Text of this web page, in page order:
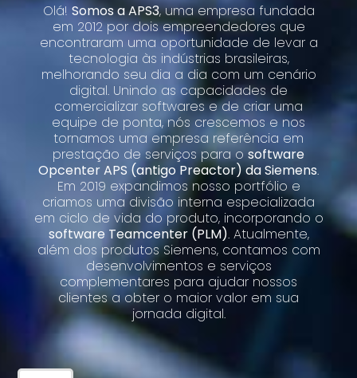
Olá! Somos a APS3, uma empresa fundada
em 2012 por dois empreendedores que
encontraram uma oportunidade de levar a
tecnologia às indústrias brasileiras,
melhorando seu dia a dia com um cenário
digital. Unindo as capacidades de
comercializar softwares e de criar uma
equipe de ponta, nós crescemos e nos
tornamos uma empresa referência em
prestação de serviços para o software
Opcenter APS (antigo Preactor) da Siemens.
Em 2019 expandimos nosso portfólio e
criamos uma divisão interna especializada
em ciclo de vida do produto, incorporando o
software Teamcenter (PLM). Atualmente,
além dos produtos Siemens, contamos com
desenvolvimentos e serviços
complementares para ajudar nossos
clientes a obter o maior valor em sua
jornada digital.